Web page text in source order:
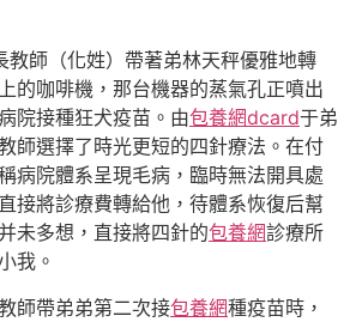
教師（化姓）帶著弟林天秤優雅地轉
的咖啡機，那台機器的蒸氣孔正噴出
院接種狂犬疫苗。由包養網dcard于弟
師選擇了時光更短的四針療法。在付
病院體系呈現毛病，臨時無法開具處
接將診療費轉給他，待體系恢復后幫
未多想，直接將四針的包養網診療所
我。
師帶弟弟第二次接包養網種疫苗時，